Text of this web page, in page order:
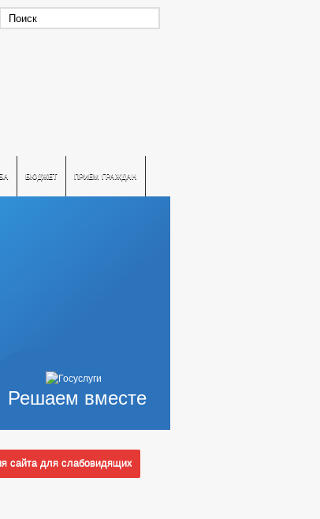
БЮДЖЕТ ПРИЕМ ГРАЖДАН
Решаем вместе
сайта для слабовидящих